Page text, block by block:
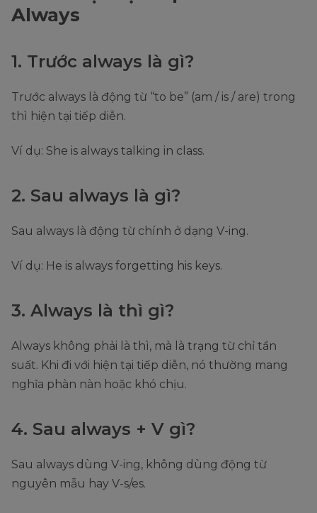
Always
1. Trước always là gì?
Trước always là động từ “to be” (am / is / are) trong
thì hiện tại tiếp diễn.
Ví dụ: She is always talking in class.
2. Sau always là gì?
Sau always là động từ chính ở dạng V-ing.
Ví dụ: He is always forgetting his keys.
3. Always là thì gì?
Always không phải là thì, mà là trạng từ chỉ tần
suất. Khi đi với hiện tại tiếp diễn, nó thường mang
nghĩa phàn nàn hoặc khó chịu.
4. Sau always + V gì?
Sau always dùng V-ing, không dùng động từ
nguyên mẫu hay V-s/es.